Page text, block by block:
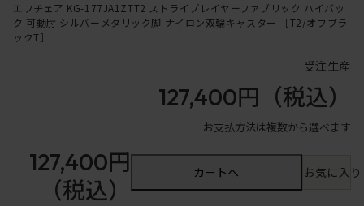
エフチェア KG-177JA1ZTT2 ストライプレイヤーファブリック ハイバッ
ク 可動肘 シルバーメタリック脚 ナイロン双輪キャスター ［T2/オフブラ
ックT］
受注生産
127,400円 （税込）
お支払方法は複数から選べます
127,400円
（税込）
カートへ お気に入